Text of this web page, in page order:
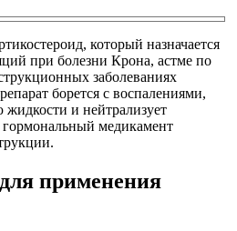
который назначается
при болезни Крона, астме по
заболеваниях
борется с воспалениями,
жидкости и нейтрализует
медикамент
применения